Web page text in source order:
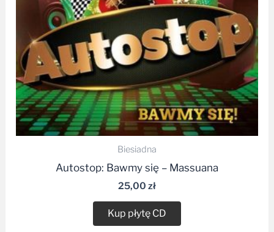
Biesiadna
Autostop: Bawmy się – Massuana
25,00 zł
Kup płytę CD